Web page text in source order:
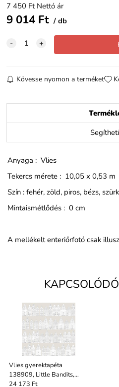
7 450 Ft Nettó ár
9 014 Ft db
Kövesse nyomon a terméket
Anyaga : Vlies
Tekercs mérete : 10,05 x 0,53 m
Szín : fehér, zöld, piros, bézs,
Mintaismétlődés : 0 cm
A mellékelt enteriőrfotó csak
Vlies gyerektapéta
138909, Little Bandits,
Esta
24 173 Ft